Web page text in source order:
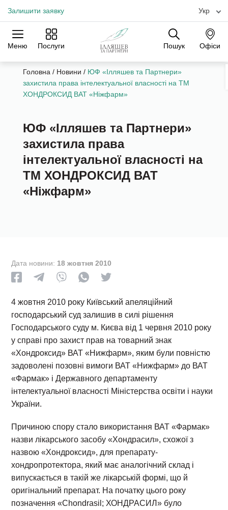
Залишити заявку Укр
Меню Послуги Пошук Офіси
Практики Галузі
Офіси
Головна / Новини / ЮФ «Ілляшев та Партнери»
захистила права інтелектуальної власності на ТМ
ХОНДРОКСИД ВАТ «Ніжфарм»
ЮФ «Ілляшев та Партнери»
захистила права
інтелектуальної власності на
ТМ ХОНДРОКСИД ВАТ
«Ніжфарм»
Дата новини: 18 жовтня 2010
4 жовтня 2010 року Київський апеляційний
господарський суд залишив в силі рішення
Господарського суду м. Києва від 1 червня 2010 року
у справі про захист прав на товарний знак
«Хондроксид» ВАТ «Нижфарм», яким були повністю
задоволені позовні вимоги ВАТ «Нижфарм» до ВАТ
«Фармак» і Державного департаменту
інтелектуальної власності Міністерства освіти і науки
України.
Причиною спору стало використання ВАТ «Фармак»
назви лікарського засобу «Хондрасил», схожої з
назвою «Хондроксид», для препарату-
хондропротектора, який має аналогічний склад і
випускається в такій же лікарській формі, що й
оригінальний препарат. На початку цього року
позначення «Chondrasil; ХОНДРАСИЛ» було